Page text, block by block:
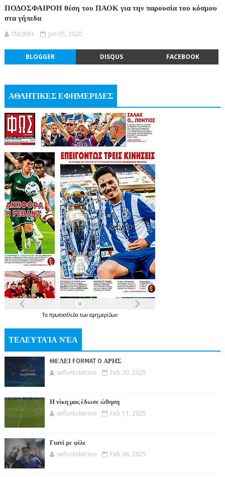
ΠΟΔΟΣΦΑΙΡΟΗ θέση του ΠΑΟΚ για την παρουσία του κόσμου
στα γήπεδα
ΓΝΩΜΗ Jun 05, 2020
BLOGGER DISQUS FACEBOOK
ΑΘΛΗΤΙΚΕΣ ΕΦΗΜΕΡΙΔΕΣ
Τα πρωτοσέλιδατων εφημερίδων
ΤΕΛΕΥΤΑΊΑ ΝΈΑ
ΘΕΛΕΙ FORMAT O ΑΡΗΣ
sefontokitrino Feb 20, 2025
Η νίκη μας έδωσε ώθηση
sefontokitrino Feb 11, 2025
Γιατί ρε φίλε
sefontokitrino Feb 06, 2025